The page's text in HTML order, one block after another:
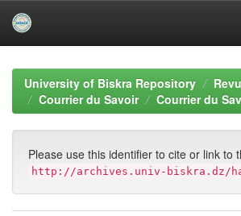
navigationUniversity of Biskra Repository
Courrier du Savoir
Courrier du
Please use this identifier to cite or link to
http://archives.univ-biskra.dz/